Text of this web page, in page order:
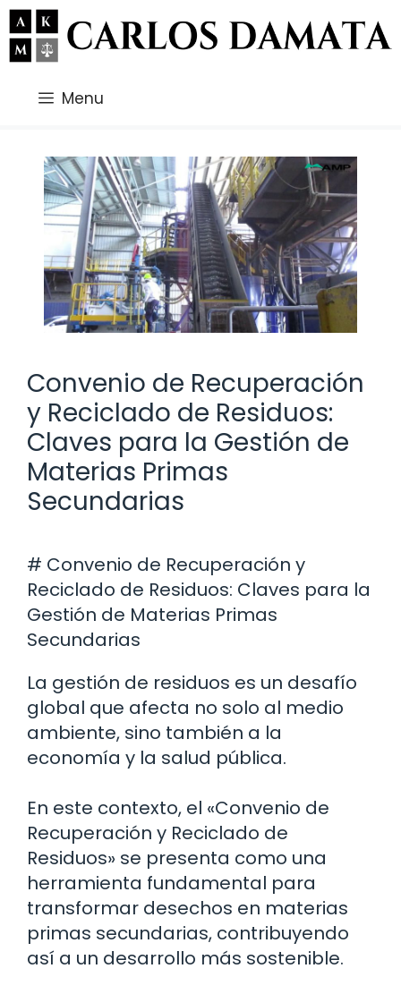
Saltar
al
contenido
Menu
Convenio de Recuperación
y Reciclado de Residuos:
Claves para la Gestión de
Materias Primas
Secundarias
# Convenio de Recuperación y
Reciclado de Residuos: Claves para la
Gestión de Materias Primas
Secundarias
La gestión de residuos es un desafío
global que afecta no solo al medio
ambiente, sino también a la
economía y la salud pública.
En este contexto, el «Convenio de
Recuperación y Reciclado de
Residuos» se presenta como una
herramienta fundamental para
transformar desechos en materias
primas secundarias, contribuyendo
así a un desarrollo más sostenible.